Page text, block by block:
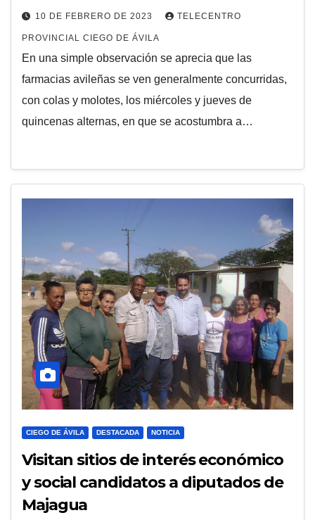
10 DE FEBRERO DE 2023 TELECENTRO
PROVINCIAL CIEGO DE ÁVILA
En una simple observación se aprecia que las
farmacias avileñas se ven generalmente concurridas,
con colas y molotes, los miércoles y jueves de
quincenas alternas, en que se acostumbra a…
CIEGO DE ÁVILA DESTACADA NOTICIA
Visitan sitios de interés económico
y social candidatos a diputados de
Majagua